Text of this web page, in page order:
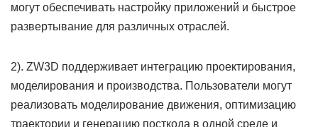
могут обеспечивать настройку приложений и быстрое
развертывание для различных отраслей.
2). ZW3D поддерживает интеграцию проектирования,
моделирования и производства. Пользователи могут
реализовать моделирование движения, оптимизацию
траектории и генерацию посткода в одной среде и